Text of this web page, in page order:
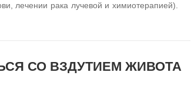
лечении рака лучевой и химиотерапией).
СО ВЗДУТИЕМ ЖИВОТА